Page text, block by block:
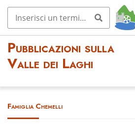
Pubblicazioni sulla
Valle dei Laghi
Famiglia Chemelli